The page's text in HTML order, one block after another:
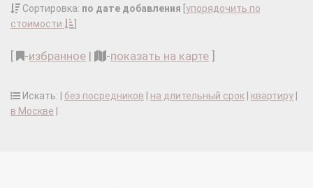
Сортировка: по дате добавления упорядочить по
стоимости
-избранное | -показать на карте
Искать: | без посредников на длительный срок квартиру
в Москве